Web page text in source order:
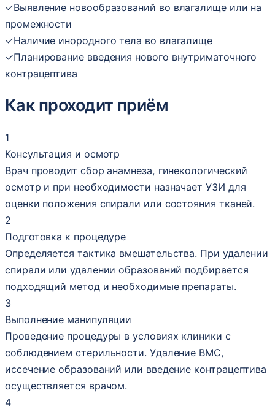
✓Выявление новообразований во влагалище или на
промежности
✓Наличие инородного тела во влагалище
✓Планирование введения нового внутриматочного
контрацептива
Как проходит приём
1
Консультация и осмотр
Врач проводит сбор анамнеза, гинекологический
осмотр и при необходимости назначает УЗИ для
оценки положения спирали или состояния тканей.
2
Подготовка к процедуре
Определяется тактика вмешательства. При удалении
спирали или удалении образований подбирается
подходящий метод и необходимые препараты.
3
Выполнение манипуляции
Проведение процедуры в условиях клиники с
соблюдением стерильности. Удаление ВМС,
иссечение образований или введение контрацептива
осуществляется врачом.
4